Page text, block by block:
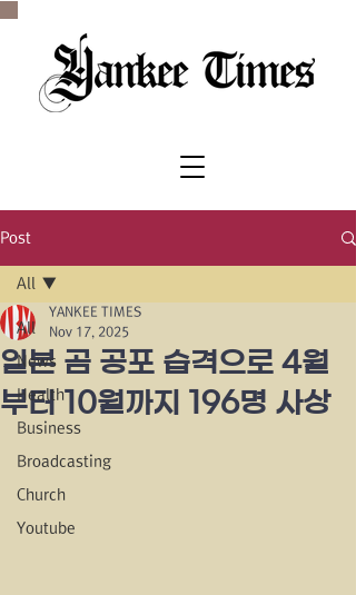
Post
All
News
Health
Business
Broadcasting
Church
Youtube
All
일본 곰 공포 습격으로 4월
부터 10월까지 196명 사상
YANKEE TIMES
Nov 17, 2025